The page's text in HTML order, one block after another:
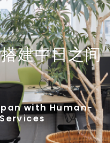
建中日之间
with Human-